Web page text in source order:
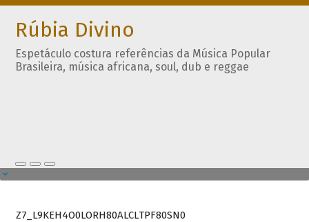
Rúbia Divino
Espetáculo costura referências da Música Popular
Brasileira, música africana, soul, dub e reggae
Z7_L9KEH4O0LORH80ALCLTPF80SN0